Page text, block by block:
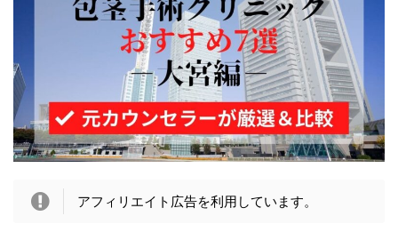
アフィリエイト広告を利用しています。